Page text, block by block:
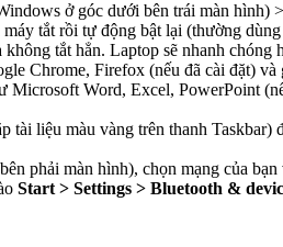
ở góc dưới bên trái màn hình)
tắt rồi tự động bật lại (thường
không tắt hẳn. Laptop sẽ nhanh
Chrome, Firefox (nếu đã cài đặt)
Microsoft Word, Excel, PowerPoint
tài liệu màu vàng trên thanh Taskbar)
phải màn hình), chọn mạng của
Start > Settings > Bluetooth &